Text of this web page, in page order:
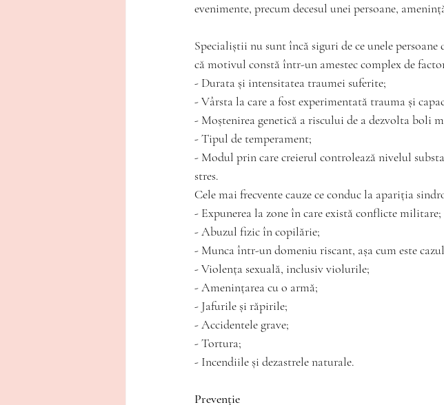
evenimente, precum decesul unei persoane,
Specialiștii nu sunt încă siguri de ce unele
că motivul constă într-un amestec complex de
- Durata și intensitatea traumei suferite;
- Vârsta la care a fost experimentată trauma și
- Moștenirea genetică a riscului de a dezvolta boli
- Tipul de temperament;
- Modul prin care creierul controlează nivelul
stres.
Cele mai frecvente cauze ce conduc la apariția
- Expunerea la zone în care există conflicte militare;
- Abuzul fizic în copilărie;
- Munca într-un domeniu riscant, așa cum este
- Violența sexuală, inclusiv violurile;
- Amenințarea cu o armă;
- Jafurile și răpirile;
- Accidentele grave;
- Tortura;
- Incendiile și dezastrele naturale.
Prevenție